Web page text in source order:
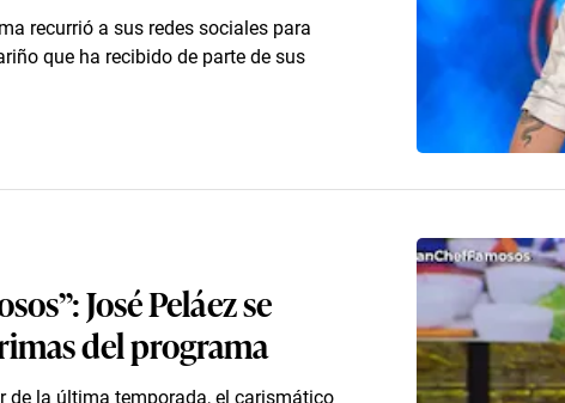
recurrió a sus redes sociales para
que ha recibido de parte de sus
José Peláez se
del programa
de la última temporada, el carismático